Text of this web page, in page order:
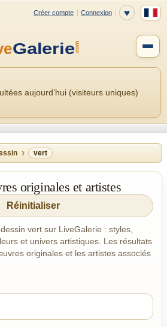
aujourd’hui (visiteurs uniques)
vert
originales et artistes
Réinitialiser
vert sur LiveGalerie : styles,
et univers artistiques. Les résultats
originales et les artistes associés